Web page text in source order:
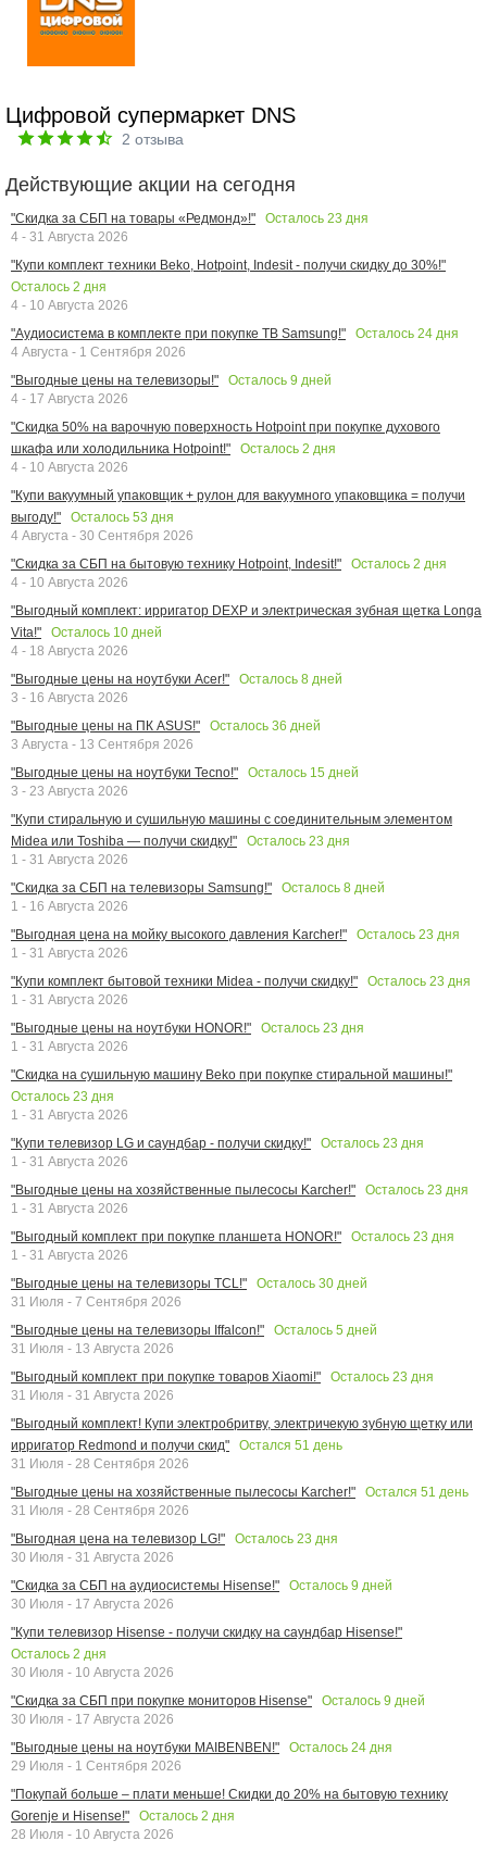
Цифровой супермаркет DNS
2 отзыва
Действующие акции на сегодня
"Скидка за СБП на товары «Редмонд»!" Осталось 23 дня
4 - 31 Августа 2026
"Купи комплект техники Beko, Hotpoint, Indesit - получи скидку до 30%!"
Осталось 2 дня
4 - 10 Августа 2026
"Аудиосистема в комплекте при покупке ТВ Samsung!"
Осталось 24 дня
4 Августа - 1 Сентября 2026
"Выгодные цены на телевизоры!"
Осталось 9 дней
4 - 17 Августа 2026
"Скидка 50% на варочную поверхность Hotpoint при покупке духового
шкафа или холодильника Hotpoint!"
Осталось 2 дня
4 - 10 Августа 2026
"Купи вакуумный упаковщик + рулон для вакуумного упаковщика = получи
выгоду!"
Осталось 53 дня
4 Августа - 30 Сентября 2026
"Скидка за СБП на бытовую технику Hotpoint, Indesit!"
Осталось 2 дня
4 - 10 Августа 2026
"Выгодный комплект: ирригатор DEXP и электрическая зубная щетка Longa
Vita!"
Осталось 10 дней
4 - 18 Августа 2026
"Выгодные цены на ноутбуки Acer!"
Осталось 8 дней
3 - 16 Августа 2026
"Выгодные цены на ПК ASUS!"
Осталось 36 дней
3 Августа - 13 Сентября 2026
"Выгодные цены на ноутбуки Tecno!"
Осталось 15 дней
3 - 23 Августа 2026
"Купи стиральную и сушильную машины с соединительным элементом
Midea или Toshiba — получи скидку!"
Осталось 23 дня
1 - 31 Августа 2026
"Скидка за СБП на телевизоры Samsung!"
Осталось 8 дней
1 - 16 Августа 2026
"Выгодная цена на мойку высокого давления Karcher!"
Осталось 23 дня
1 - 31 Августа 2026
"Купи комплект бытовой техники Midea - получи скидку!"
Осталось 23 дня
1 - 31 Августа 2026
"Выгодные цены на ноутбуки HONOR!"
Осталось 23 дня
1 - 31 Августа 2026
"Скидка на сушильную машину Beko при покупке стиральной машины!"
Осталось 23 дня
1 - 31 Августа 2026
"Купи телевизор LG и саундбар - получи скидку!"
Осталось 23 дня
1 - 31 Августа 2026
"Выгодные цены на хозяйственные пылесосы Karcher!"
Осталось 23 дня
1 - 31 Августа 2026
"Выгодный комплект при покупке планшета HONOR!"
Осталось 23 дня
1 - 31 Августа 2026
"Выгодные цены на телевизоры TCL!"
Осталось 30 дней
31 Июля - 7 Сентября 2026
"Выгодные цены на телевизоры Iffalcon!"
Осталось 5 дней
31 Июля - 13 Августа 2026
"Выгодный комплект при покупке товаров Xiaomi!"
Осталось 23 дня
31 Июля - 31 Августа 2026
"Выгодный комплект! Купи электробритву, электричекую зубную щетку или
ирригатор Redmond и получи скид"
Остался 51 день
31 Июля - 28 Сентября 2026
"Выгодные цены на хозяйственные пылесосы Karcher!"
Остался 51 день
31 Июля - 28 Сентября 2026
"Выгодная цена на телевизор LG!"
Осталось 23 дня
30 Июля - 31 Августа 2026
"Скидка за СБП на аудиосистемы Hisense!"
Осталось 9 дней
30 Июля - 17 Августа 2026
"Купи телевизор Hisense - получи скидку на саундбар Hisense!"
Осталось 2 дня
30 Июля - 10 Августа 2026
"Скидка за СБП при покупке мониторов Hisense"
Осталось 9 дней
30 Июля - 17 Августа 2026
"Выгодные цены на ноутбуки MAIBENBEN!"
Осталось 24 дня
29 Июля - 1 Сентября 2026
"Покупай больше – плати меньше! Скидки до 20% на бытовую технику
Gorenje и Hisense!"
Осталось 2 дня
28 Июля - 10 Августа 2026